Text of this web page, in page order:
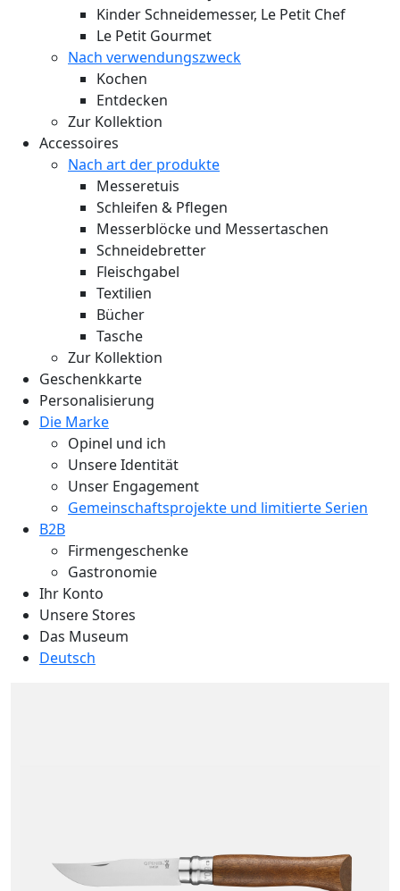
Kinder Schneidemesser, Le Petit Chef
Le Petit Gourmet
Nach verwendungszweck
Kochen
Entdecken
Zur Kollektion
Accessoires
Nach art der produkte
Messeretuis
Schleifen & Pflegen
Messerblöcke und Messertaschen
Schneidebretter
Fleischgabel
Textilien
Bücher
Tasche
Zur Kollektion
Geschenkkarte
Personalisierung
Die Marke
Opinel und ich
Unsere Identität
Unser Engagement
Gemeinschaftsprojekte und limitierte Serien
B2B
Firmengeschenke
Gastronomie
Ihr Konto
Unsere Stores
Das Museum
Deutsch